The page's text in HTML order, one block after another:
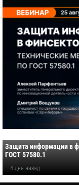
Защита информации в
ГОСТ 57580.1
4 дня назад